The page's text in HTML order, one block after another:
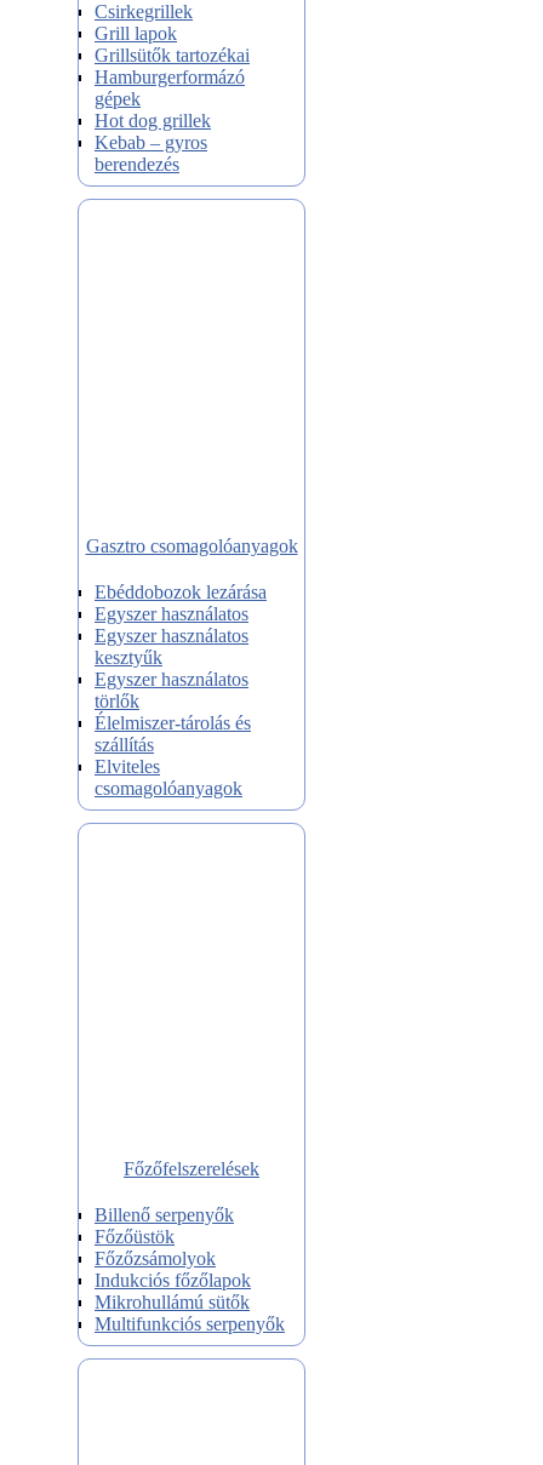
Csirkegrillek
Grill lapok
Grillsütők tartozékai
Hamburgerformázó
gépek
Hot dog grillek
Kebab – gyros
berendezés
Gasztro csomagolóanyagok
Ebéddobozok lezárása
Egyszer használatos
Egyszer használatos
kesztyűk
Egyszer használatos
törlők
Élelmiszer-tárolás és
szállítás
Elviteles
csomagolóanyagok
Főzőfelszerelések
Billenő serpenyők
Főzőüstök
Főzőzsámolyok
Indukciós főzőlapok
Mikrohullámú sütők
Multifunkciós serpenyők